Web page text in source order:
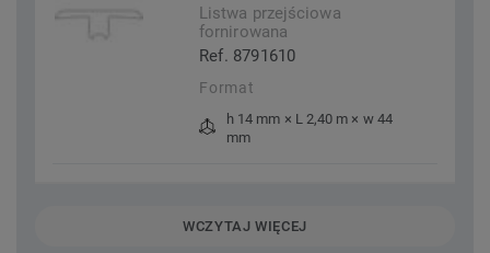
Listwa przejściowa
fornirowana
Ref. 8791610
Format
h 14 mm × L 2,40 m × w 44
mm
WCZYTAJ WIĘCEJ